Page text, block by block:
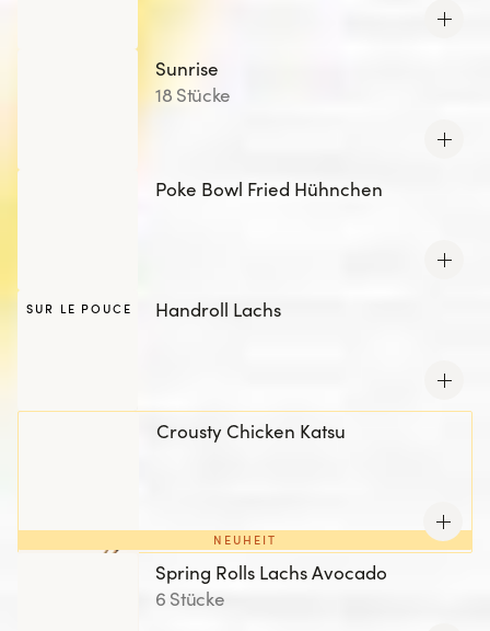
Sunrise
18 Stücke
Poke Bowl Fried Hühnchen
SUR LE POUCE Handroll Lachs
NEUHEIT
Crousty Chicken Katsu
Spring Rolls Lachs Avocado
6 Stücke